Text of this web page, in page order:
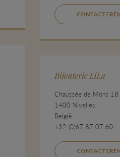
Bijouterie LiLa
Chaussée de Mons
1400 Nivelles
België
+32 (0)67 87 07 60